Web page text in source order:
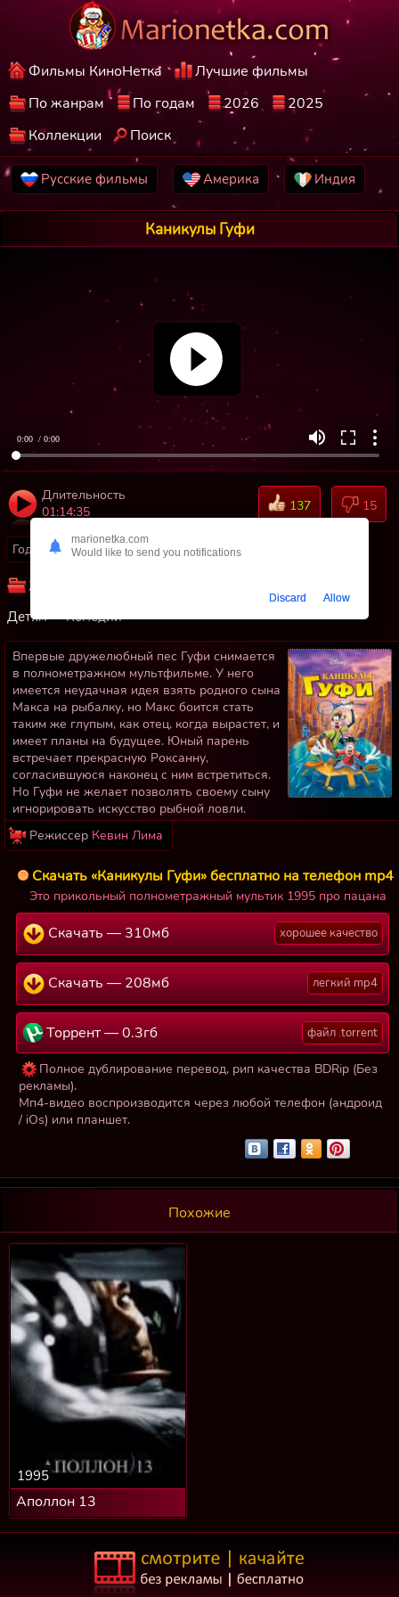
Фильмы КиноНетка
Лучшие фильмы
По жанрам
По годам 2026
2025
Коллекции
Поиск
Русские фильмы Америка Индия
Каникулы Гуфи
0:00 / 0:00
Длительность
01:14:35
137 15
Год: 1995 Страны:США
Жанр:
Детям
Комедии
Впервые дружелюбный пес Гуфи снимается
в полнометражном мультфильме. У него
имеется неудачная идея взять родного сына
Макса на рыбалку, но Макс боится стать
таким же глупым, как отец, когда вырастет, и
имеет планы на будущее. Юный парень
встречает прекрасную Роксанну,
согласившуюся наконец с ним встретиться.
Но Гуфи не желает позволять своему сыну
игнорировать искусство рыбной ловли.
Режиссер Кевин Лима
Скачать «Каникулы Гуфи» бесплатно на телефон mp4
Это прикольный полнометражный мультик 1995 про пацана
Скачать — 310мб хорошее качество
Скачать — 208мб легкий mp4
Торрент — 0.3гб файл .torrent
Полное дублирование перевод, рип качества BDRip (Без
рекламы).
Мп4-видео воспроизводится через любой телефон (андроид
/ iOs) или планшет.
Похожие
Аполлон 13
1995
marionetka.com
Would like to send you notifications
Discard Allow